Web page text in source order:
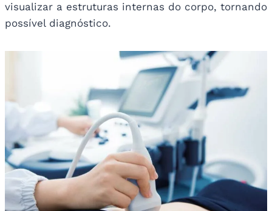
visualizar a estruturas internas do corpo, tornando
possível diagnóstico.